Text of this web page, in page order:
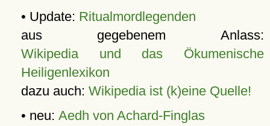
• Update: Ritualmordlegenden
aus gegebenem Anlass:
Wikipedia und das Ökumenische
Heiligenlexikon
dazu auch: Wikipedia ist (k)eine Quelle!
• neu: Aedh von Achard-Finglas